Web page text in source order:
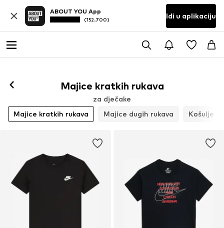
ABOUT YOU App
(152.700) Idi u aplikaciju
Majice kratkih rukava
za dječake
Majice kratkih rukava
Majice dugih rukava Košulje